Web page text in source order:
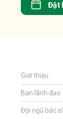
Đặt
Giới thiệu
Ban lãnh đạo
Đội ngũ bác sĩ